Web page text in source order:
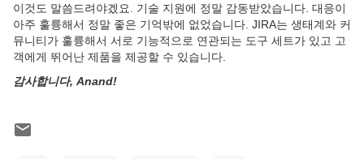
이것도 말씀드려야겠요. 기술 지원에 정말 감동받았습니다. 대응이
아주 훌륭해서 정말 좋은 기억밖에 없었습니다. JIRA는 생태계와 커
뮤니티가 훌륭해서 서로 기능적으로 연관되는 도구 세트가 있고 고
객에게 뛰어난 제품을 제공할 수 있습니다.
감사합니다, Anand!